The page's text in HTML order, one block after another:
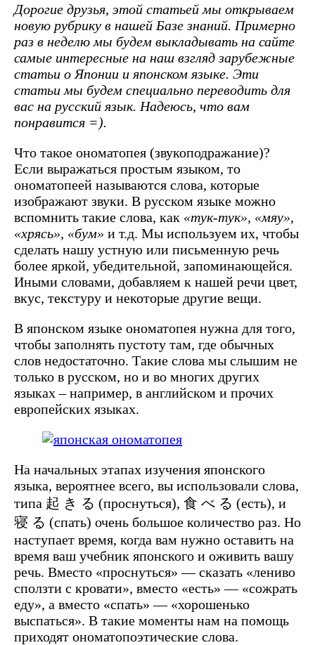
Дорогие друзья, этой статьей мы открываем
новую рубрику в нашей Базе знаний. Примерно
раз в неделю мы будем выкладывать на сайте
самые интересные на наш взгляд зарубежные
статьи о Японии и японском языке. Эти
статьи мы будем специально переводить для
вас на русский язык. Надеюсь, что вам
понравится =).
Что такое ономатопея (звукоподражание)?
Если выражаться простым языком, то
ономатопеей называются слова, которые
изображают звуки. В русском языке можно
вспомнить такие слова, как «тук-тук», «мяу»,
«хрясь», «бум» и т.д. Мы используем их, чтобы
сделать нашу устную или письменную речь
более яркой, убедительной, запоминающейся.
Иными словами, добавляем к нашей речи цвет,
вкус, текстуру и некоторые другие вещи.
В японском языке ономатопея нужна для того,
чтобы заполнять пустоту там, где обычных
слов недостаточно. Такие слова мы слышим не
только в русском, но и во многих других
языках – например, в английском и прочих
европейских языках.
На начальных этапах изучения японского
языка, вероятнее всего, вы использовали слова,
типа 起 き る (проснуться), 食 べ る (есть), и
寝 る (спать) очень большое количество раз. Но
наступает время, когда вам нужно оставить на
время ваш учебник японского и оживить вашу
речь. Вместо «проснуться» — сказать «лениво
сползти с кровати», вместо «есть» — «сожрать
еду», а вместо «спать» — «хорошенько
выспаться». В такие моменты нам на помощь
приходят ономатопоэтические слова.